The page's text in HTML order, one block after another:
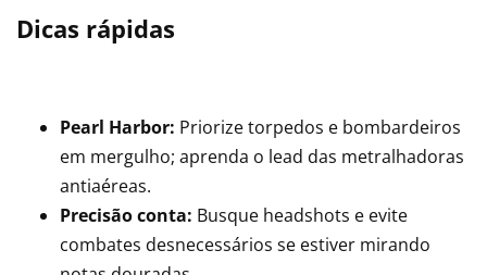
Dicas rápidas
Pearl Harbor: Priorize torpedos e bombardeiros
em mergulho; aprenda o lead das metralhadoras
antiaéreas.
Precisão conta: Busque headshots e evite
combates desnecessários se estiver mirando